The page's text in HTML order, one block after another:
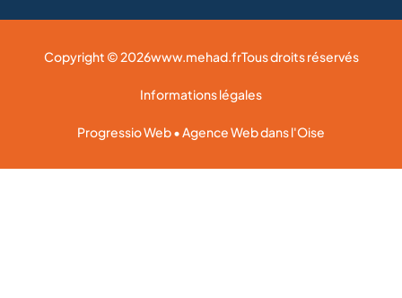
Copyright © 2026www.mehad.frTous droits réservés
Informations légales
Progressio Web • Agence Web dans l'Oise